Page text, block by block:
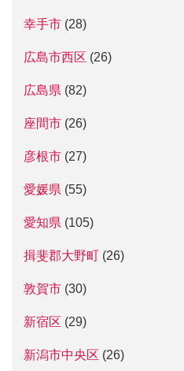
幸手市 (28)
広島市西区 (26)
広島県 (82)
座間市 (26)
彦根市 (27)
愛媛県 (55)
愛知県 (105)
揖斐郡大野町 (26)
敦賀市 (30)
新宿区 (29)
新潟市中央区 (26)